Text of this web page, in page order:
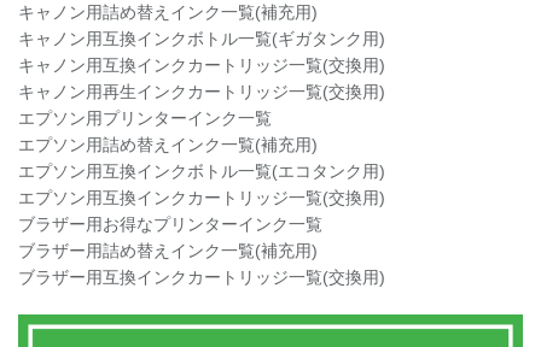
キャノン用詰め替えインク一覧(補充用)
キャノン用互換インクボトル一覧(ギガタンク用)
キャノン用互換インクカートリッジ一覧(交換用)
キャノン用再生インクカートリッジ一覧(交換用)
エプソン用プリンターインク一覧
エプソン用詰め替えインク一覧(補充用)
エプソン用互換インクボトル一覧(エコタンク用)
エプソン用互換インクカートリッジ一覧(交換用)
ブラザー用お得なプリンターインク一覧
ブラザー用詰め替えインク一覧(補充用)
ブラザー用互換インクカートリッジ一覧(交換用)